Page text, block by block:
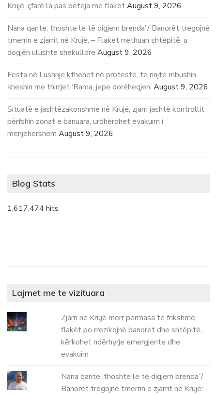
Krujë, çfarë la pas beteja me flakëtAugust 9, 2026
Nana qante, thoshte le të digjem brenda”/ Banorët tregojnë
tmerrin e zjarrit në Krujë: – Flakët rrethuan shtëpitë, u
dogjën ullishte shekullore August 9, 2026
Festa në Lushnje kthehet në protestë, të rinjtë mbushin
sheshin me thirrjet ‘Rama, jepe dorëheqjen’ August 9, 2026
Situatë e jashtëzakonshme në Krujë, zjarri jashtë kontrollit
përfshin zonat e banuara, urdhërohet evakuim i
menjëhershëm August 9, 2026
Blog Stats
1,617,474 hits
Lajmet me te vizituara
Zjarri në Krujë merr përmasa të frikshme,
flakët po rrezikojnë banorët dhe shtëpitë,
kërkohet ndërhyrje emergjente dhe
evakuim
Nana qante, thoshte le të digjem brenda”/
Banorët tregojnë tmerrin e zjarrit në Krujë: -